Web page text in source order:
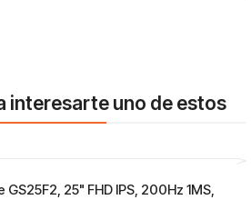
interesarte uno de estos
25" FHD IPS, 200Hz 1MS,